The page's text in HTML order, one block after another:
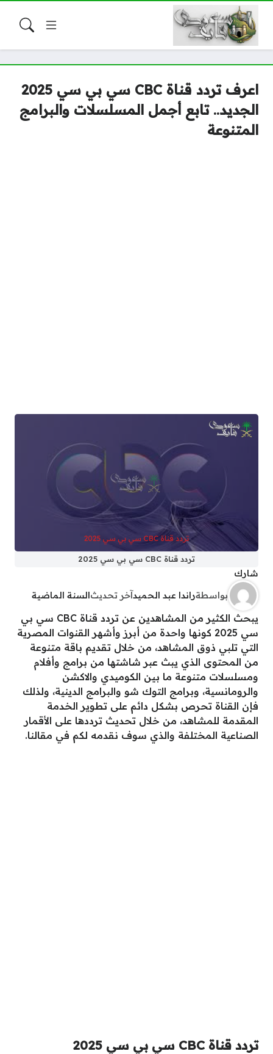
اعرف تردد قناة CBC سي بي سي 2025
الجديد.. تابع أجمل المسلسلات والبرامج
المتنوعة
تردد قناة CBC سي بي سي 2025
شارك
بواسطةراندا عبد الحميدآخر تحديثالسنة الماضية
يبحث الكثير من المشاهدين عن تردد قناة CBC سي بي
سي 2025 كونها واحدة من أبرز وأشهر القنوات المصرية
التي تلبي ذوق المشاهد، من خلال تقديم باقة متنوعة
من المحتوى الذي يبث عبر شاشتها من برامج وأفلام
ومسلسلات متنوعة ما بين الكوميدي والاكشن
والرومانسية، وبرامج التوك شو والبرامج الدينية، ولذلك
فإن القناة تحرص بشكل دائم على تطوير الخدمة
المقدمة للمشاهد، من خلال تحديث ترددها على الأقمار
الصناعية المختلفة والذي سوف نقدمه لكم في مقالنا.
تردد قناة CBC سي بي سي 2025